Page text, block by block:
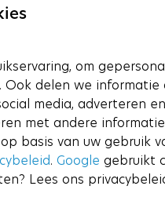
campingbedje
kunt u
niet zelf mee
bossen en
Omringdijk, de
zijn dichtbij.
om
delen we informatie
media, adverteren
met andere
basis van uw gebruik
. Google gebruikt
Lees ons